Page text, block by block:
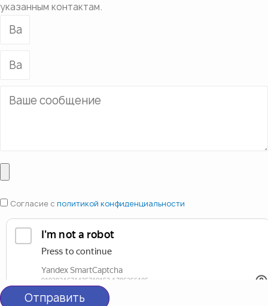
указанным контактам.
Согласие с политикой конфиденциальности
Отправить